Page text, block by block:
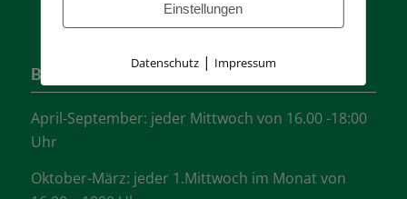
Bürozeiten
April-September: jeder Mittwoch von 16.00 -18:00
Uhr
Oktober-März: jeder 1.Mittwoch im Monat von
Einstellungen
Datenschutz| Impressum